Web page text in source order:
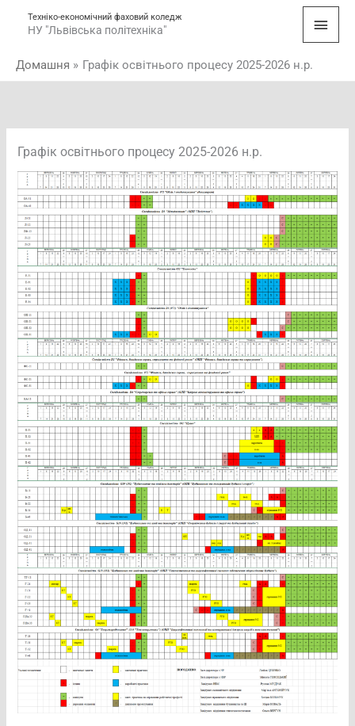
Техніко-економічний фаховий коледж
НУ "Львівська політехніка"
Домашня Графік освітнього процесу 2025-2026 н.р.
Графік освітнього процесу 2025-2026 н.р.